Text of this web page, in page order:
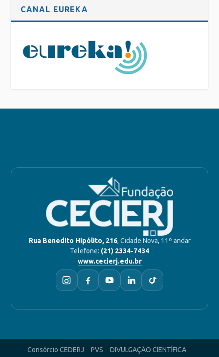
CANAL EUREKA
Rua Benedito Hipólito, 216, Cidade Nova, 11º andar
Telefone: (21) 2334-7434
www.cecierj.edu.br
Consórcio CEDERJ PVS DIVULGAÇÃO CIENTÍFICA